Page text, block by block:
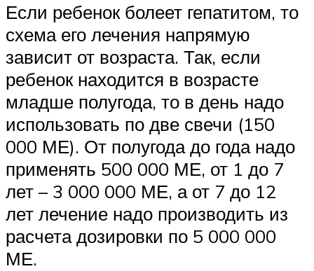
Если ребенок болеет гепатитом, то
схема его лечения напрямую
зависит от возраста. Так, если
ребенок находится в возрасте
младше полугода, то в день надо
использовать по две свечи (150
000 МЕ). От полугода до года надо
применять 500 000 МЕ, от 1 до 7
лет – 3 000 000 МЕ, а от 7 до 12
лет лечение надо производить из
расчета дозировки по 5 000 000
МЕ.